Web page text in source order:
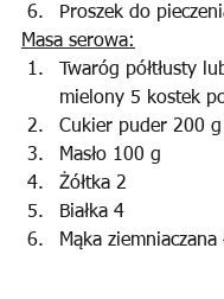
Proszek do
Masa serowa:
Twaróg półtłusty
mielony 5 kostek
Cukier puder 200 g
Masło 100 g
Żółtka 2
Białka 4
Mąka ziemniaczana